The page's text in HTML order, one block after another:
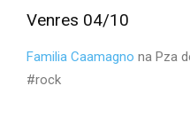
Venres 04/10
Familia Caamagno na Pza
#rock